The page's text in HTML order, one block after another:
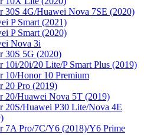
30S 4G/Huawei Nova 7SE (2020)
P Smart (2021)
P Smart (2020)
Nova 3i
30S 5G (2020)
10i/20i/20 Lite/P Smart Plus (2019)
10/Honor 10 Premium
20 Pro (2019)
20/Huawei Nova 5T (2019)
20S/Huawei P30 Lite/Nova 4E
7A Pro/7C/Y6 (2018)/Y6 Prime